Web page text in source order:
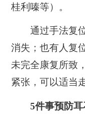
桂利嗪等）。
通过手法复位
消失；也有人复
未完全康复所致
紧张，可以适当
5件事预防